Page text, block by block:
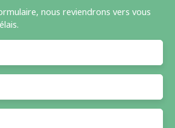
nous reviendrons vers vous